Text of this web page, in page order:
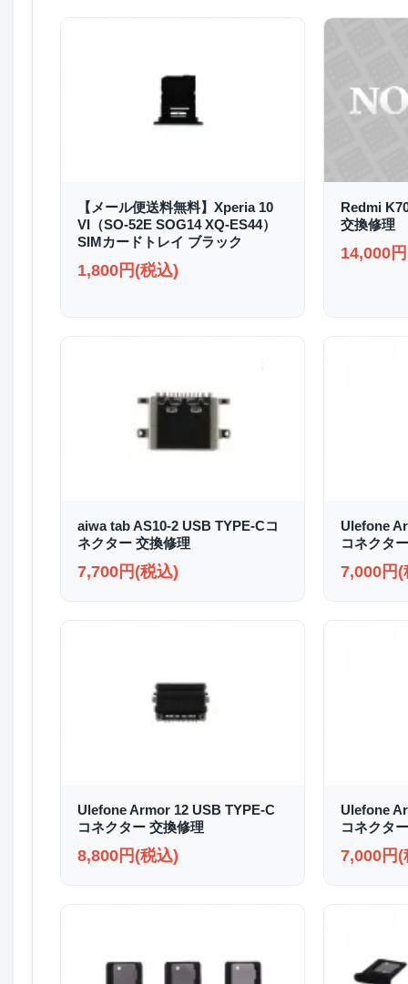
【メール便送料無料】Xperia 10
VI（SO-52E SOG14 XQ-ES44）
SIMカードトレイ ブラック
1,800円(税込)
Redmi
交換修理
14,000
aiwa tab AS10-2 USB TYPE-Cコ
ネクター 交換修理
7,700円(税込)
Ulefone
コネクタ
7,000円(
Ulefone Armor 12 USB TYPE-C
コネクター 交換修理
8,800円(税込)
Ulefone
コネクタ
7,000円(